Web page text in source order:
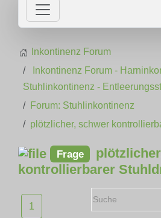
Inkontinenz Forum
Inkontinenz Forum -
Stuhlinkontinenz -
Forum: Stuhlinkontinenz
plötzlicher, schwer
Frage
kontrollierbarer
1